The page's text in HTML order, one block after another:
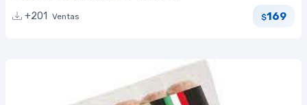
+201
Ventas $169